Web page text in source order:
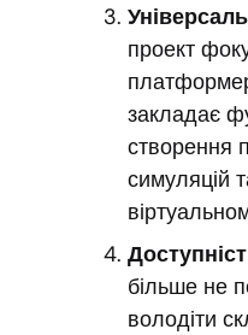
проект
закладає
створення
симуляцій
більше не
володіти